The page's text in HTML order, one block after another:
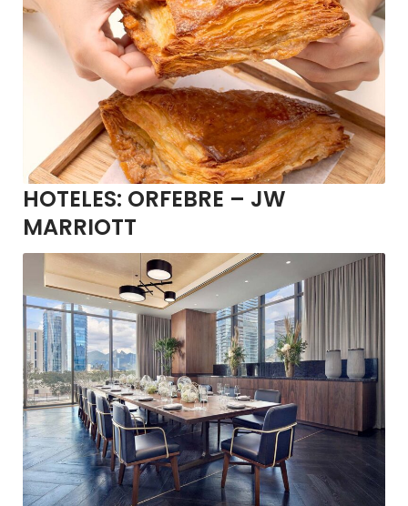
HOTELES: ORFEBRE – JW
MARRIOTT